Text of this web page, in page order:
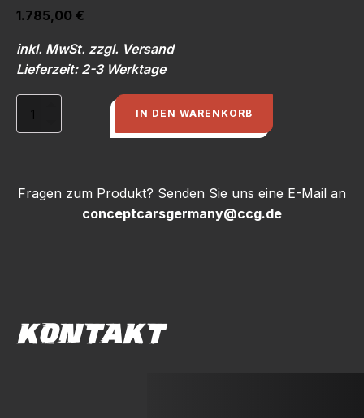
1.785,00 €
inkl. MwSt. zzgl. Versand
Lieferzeit: 2-3 Werktage
Motorabstimmung
Einspritzdüsen!
Menge
IN DEN WARENKORB
Fragen zum Produkt? Senden Sie uns eine E-Mail an
conceptcarsgermany@ccg.de
KONTAKT